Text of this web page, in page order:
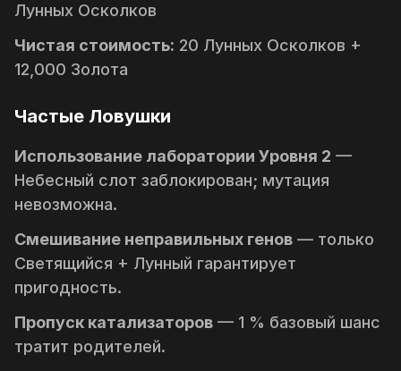
Лунных Осколков
Чистая стоимость: 20 Лунных Осколков +
12,000 Золота
Частые Ловушки
Использование лаборатории Уровня 2 —
Небесный слот заблокирован; мутация
невозможна.
Смешивание неправильных генов — только
Светящийся + Лунный гарантирует
пригодность.
Пропуск катализаторов — 1 % базовый шанс
тратит родителей.